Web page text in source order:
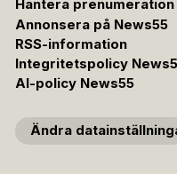
Hantera prenumeration
Annonsera på News55
RSS-information
Integritetspolicy
AI-policy News55
Ändra